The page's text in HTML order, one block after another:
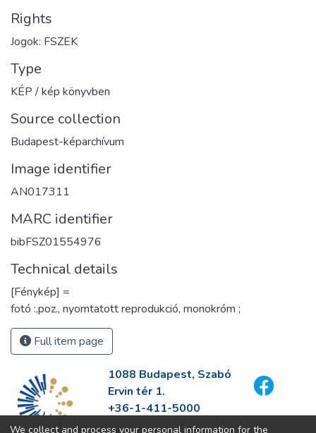
Rights
Jogok: FSZEK
Type
KÉP / kép könyvben
Source collection
Budapest-képarchívum
Image identifier
AN017311
MARC identifier
bibFSZ01554976
Technical details
[Fénykép] =
fotó :,poz., nyomtatott reprodukció, monokróm ;
Full item page
1088 Budapest, Szabó
Ervin tér 1.
+36-1-411-5000
info@fszek.hu
We collect and process your personal information for the